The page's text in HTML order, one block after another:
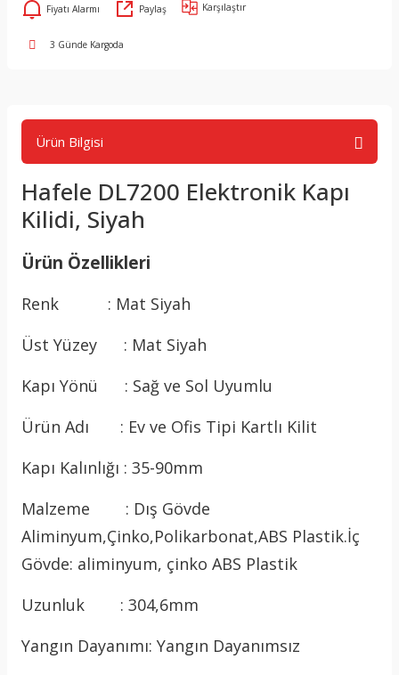
Fiyatı Alarmı Paylaş Karşılaştır
3 Günde Kargoda
Ürün Bilgisi
Hafele DL7200 Elektronik Kapı
Kilidi, Siyah
Ürün Özellikleri
Renk : Mat Siyah
Üst Yüzey : Mat Siyah
Kapı Yönü : Sağ ve Sol Uyumlu
Ürün Adı : Ev ve Ofis Tipi Kartlı Kilit
Kapı Kalınlığı : 35-90mm
Malzeme : Dış Gövde
Aliminyum,Çinko,Polikarbonat,ABS Plastik.İç
Gövde: aliminyum, çinko ABS Plastik
Uzunluk : 304,6mm
Yangın Dayanımı: Yangın Dayanımsız